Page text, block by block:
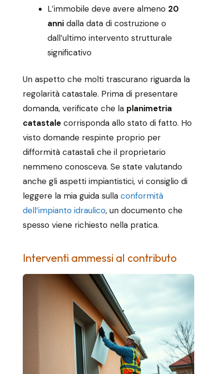
L’immobile deve avere almeno 20
anni dalla data di costruzione o
dall’ultimo intervento strutturale
significativo
Un aspetto che molti trascurano riguarda la
regolarità catastale. Prima di presentare
domanda, verificate che la planimetria
catastale corrisponda allo stato di fatto. Ho
visto domande respinte proprio per
difformità catastali che il proprietario
nemmeno conosceva. Se state valutando
anche gli aspetti impiantistici, vi consiglio di
leggere la mia guida sulla conformità
dell’impianto idraulico, un documento che
spesso viene richiesto nella pratica.
Interventi ammessi al contributo